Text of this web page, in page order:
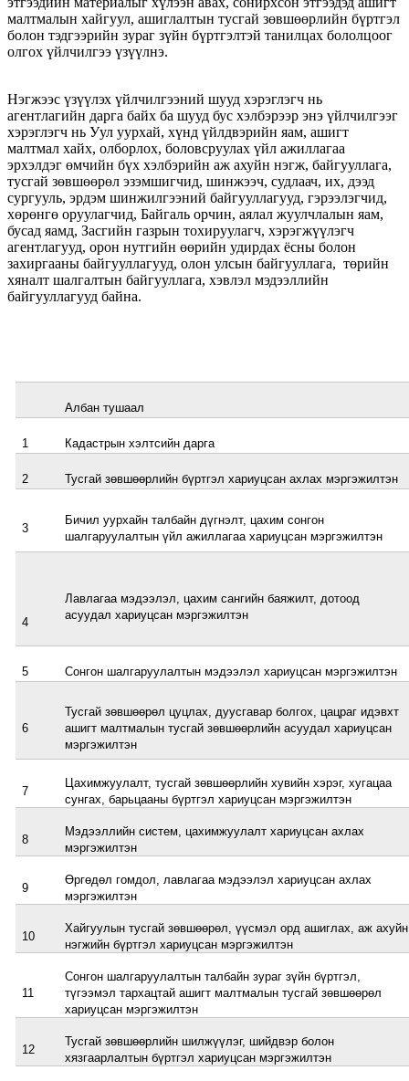
малтмалын хайгуул, ашиглалтын тусгай зөвшөөрлийн бүртгэл
болон тэдгээрийн зураг зүйн бүртгэлтэй танилцах бололцоог
олгох үйлчилгээ үзүүлнэ.
Нэгжээс үзүүлэх үйлчилгээний шууд хэрэглэгч нь
агентлагийн дарга байх ба шууд бус хэлбэрээр энэ үйлчилгээг
хэрэглэгч нь Уул уурхай, хүнд үйлдвэрийн яам, ашигт
малтмал хайх, олборлох, боловсруулах үйл ажиллагаа
эрхэлдэг өмчийн бүх хэлбэрийн аж ахуйн нэгж, байгууллага,
тусгай зөвшөөрөл эзэмшигчид, шинжээч, судлаач, их, дээд
сургууль, эрдэм шинжилгээний байгууллагууд, гэрээлэгчид,
хөрөнгө оруулагчид, Байгаль орчин, аялал жуулчлалын яам,
бусад яамд, Засгийн газрын тохируулагч, хэрэгжүүлэгч
агентлагууд, орон нутгийн өөрийн удирдах ёсны болон
захиргааны байгууллагууд, олон улсын байгууллага, төрийн
хяналт шалгалтын байгууллага, хэвлэл мэдээллийн
байгууллагууд байна.
Албан тушаал
1 Кадастрын хэлтсийн дарга
2 Тусгай зөвшөөрлийн бүртгэл хариуцсан ахлах мэргэжилтэн
3
Бичил уурхайн талбайн дүгнэлт, цахим сонгон
шалгаруулалтын үйл ажиллагаа хариуцсан мэргэжилтэн
4
Лавлагаа мэдээлэл, цахим сангийн баяжилт, дотоод
асуудал хариуцсан мэргэжилтэн
5 Сонгон шалгаруулалтын мэдээлэл хариуцсан мэргэжилтэн
6
Тусгай зөвшөөрөл цуцлах, дуусгавар болгох, цацраг идэвхт
ашигт малтмалын тусгай зөвшөөрлийн асуудал хариуцсан
мэргэжилтэн
7
Цахимжуулалт, тусгай зөвшөөрлийн хувийн хэрэг, хугацаа
сунгах, барьцааны бүртгэл хариуцсан мэргэжилтэн
8
Мэдээллийн систем, цахимжуулалт хариуцсан ахлах
мэргэжилтэн
9
Өргөдөл гомдол, лавлагаа мэдээлэл хариуцсан ахлах
мэргэжилтэн
10
Хайгуулын тусгай зөвшөөрөл, үүсмэл орд ашиглах, аж ахуйн
нэгжийн бүртгэл хариуцсан мэргэжилтэн
11
Сонгон шалгаруулалтын талбайн зураг зүйн бүртгэл,
түгээмэл тархацтай ашигт малтмалын тусгай зөвшөөрөл
хариуцсан мэргэжилтэн
12
Тусгай зөвшөөрлийн шилжүүлэг, шийдвэр болон
хязгаарлалтын бүртгэл хариуцсан мэргэжилтэн